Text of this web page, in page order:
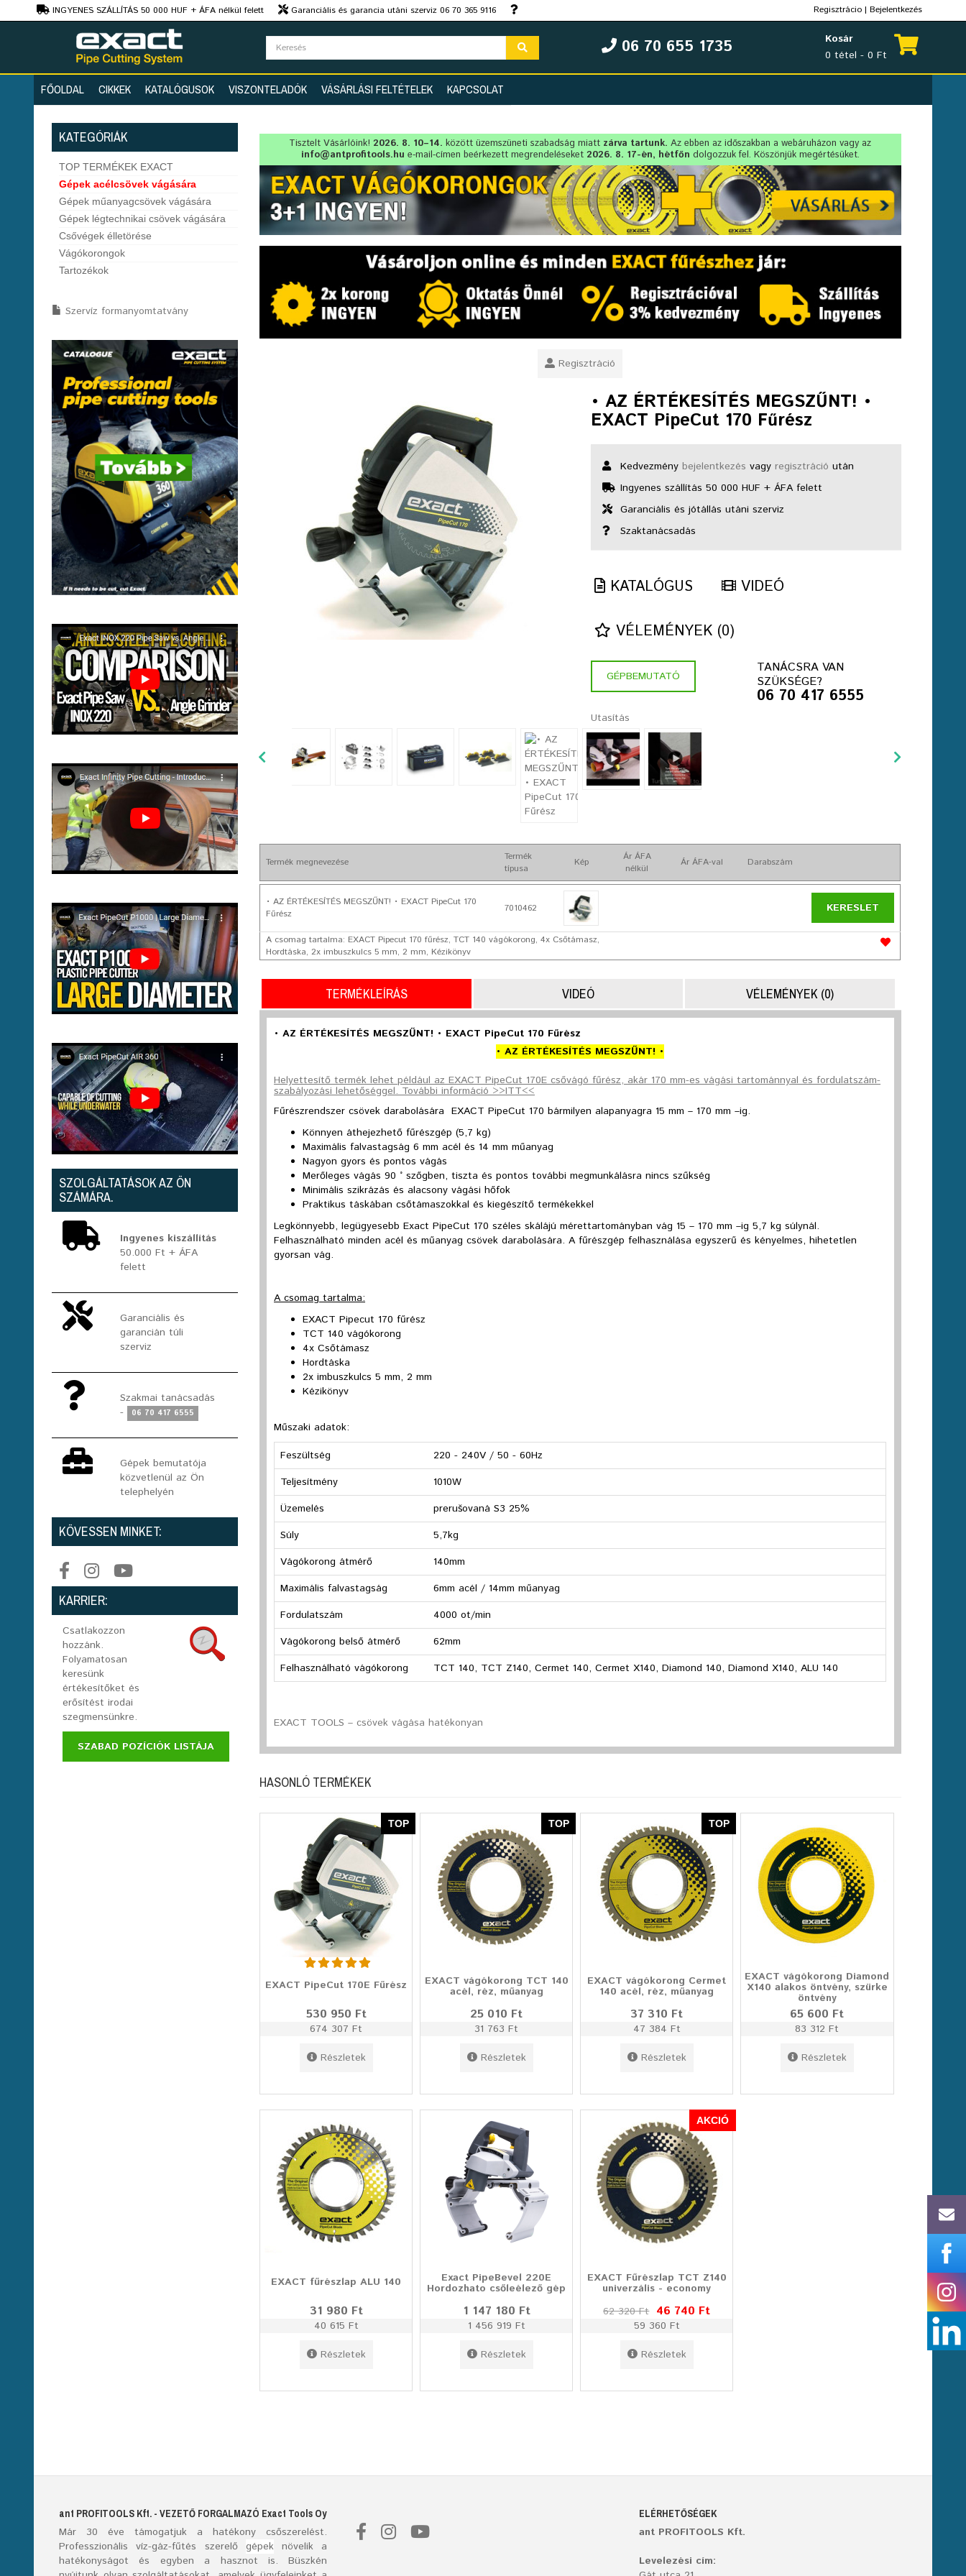
INGYENES SZÁLLÍTÁS 50 000 HUF + ÁFA nélkül felett
Garanciális és garancia utáni szerviz 06 70 365 9116
Szaktanácsadás
Regisztrácio | Bejelentkezés
06 70 655 1735
Kosár
0 tétel - 0 Ft
FŐOLDAL CIKKEK KATALÓGUSOK VISZONTELADÓK VÁSÁRLÁSI FELTÉTELEK KAPCSOLAT
KATEGÓRIÁK
TOP TERMÉKEK EXACT
Gépek acélcsövek vágására
Gépek műanyagcsövek vágására
Gépek légtechnikai csövek vágására
Csővégek élletörése
Vágókorongok
Tartozékok
Szervíz formanyomtatvány
SZOLGÁLTATÁSOK AZ ÖN
SZÁMÁRA.
Ingyenes kiszállítás
50.000 Ft + ÁFA
felett
Garanciális és
garancián túli
szerviz
Szakmai tanácsadás
-
06 70 417 6555
Gépek bemutatója
közvetlenül az Ön
telephelyén
KÖVESSEN MINKET:
KARRIER:
Csatlakozzon
hozzánk.
Folyamatosan
keresünk
értékesítőket és
erősítést irodai
szegmensünkre.
SZABAD POZÍCIÓK LISTÁJA
Tisztelt Vásárlóink!2026. 8. 10–14. között üzemszüneti szabadság miatt zárva tartunk. Az ebben az időszakban a webáruházon vagy az
info@antprofitools.hu e-mail-címen beérkezett megrendeléseket 2026. 8. 17-én, hétfőn dolgozzuk fel. Köszönjük megértésüket.
Regisztráció
• AZ ÉRTÉKESÍTÉS MEGSZŰNT! •
EXACT PipeCut 170 Fűrész
Kedvezménybejelentkezés vagyregisztráció után
Ingyenes szállítás 50 000 HUF + ÁFA felett
Garanciális és jótállás utáni szerviz
Szaktanácsadás
KATALÓGUS VIDEÓ
VÉLEMÉNYEK (0)
GÉPBEMUTATÓ
TANÁCSRA VAN
SZÜKSÉGE?
06 70 417 6555
Utasítás
Termék megnevezése
Termék
típusa
Kép
Ár ÁFA
nélkül
Ár ÁFA-val Darabszám
• AZ ÉRTÉKESÍTÉS MEGSZŰNT! • EXACT PipeCut 170
Fűrész
7010462 KERESLET
A csomag tartalma: EXACT Pipecut 170 fűrész, TCT 140 vágókorong, 4x Csőtámasz,
Hordtáska, 2x imbuszkulcs 5 mm, 2 mm, Kézikönyv
TERMÉKLEÍRÁS VIDEÓ VÉLEMÉNYEK (0)
• AZ ÉRTÉKESÍTÉS MEGSZŰNT! • EXACT PipeCut 170 Fűrész
• AZ ÉRTÉKESÍTÉS MEGSZŰNT! •
Helyettesítő termék lehet például az EXACT PipeCut 170E csővágó fűrész, akár 170 mm-es vágási tartománnyal és fordulatszám-
szabályozási lehetőséggel. További információ >>ITT<<
Fűrészrendszer csövek darabolására EXACT PipeCut 170 bármilyen alapanyagra 15 mm – 170 mm –ig.
Könnyen áthejezhető fűrészgép (5,7 kg)
Maximális falvastagság 6 mm acél és 14 mm műanyag
Nagyon gyors és pontos vágás
Merőleges vágás 90 ˚ szőgben, tiszta és pontos további megmunkálásra nincs szűkség
Minimális szikrázás és alacsony vágási hőfok
Praktikus táskában csőtámaszokkal és kiegészítő termékekkel
Legkönnyebb, legügyesebb Exact PipeCut 170 széles skálájú mérettartományban vág 15 – 170 mm –ig 5,7 kg súlynál.
Felhasználható minden acél és műanyag csövek darabolására. A fűrészgép felhasználása egyszerű és kényelmes, hihetetlen
gyorsan vág.
A csomag tartalma:
EXACT Pipecut 170 fűrész
TCT 140 vágókorong
4x Csőtámasz
Hordtáska
2x imbuszkulcs 5 mm, 2 mm
Kézikönyv
Műszaki adatok:
Feszültség
220 - 240V / 50 - 60Hz
Teljesítmény
1010W
Üzemelés
prerušovaná S3 25%
Súly
5,7kg
Vágókorong átmérő
140mm
Maximális falvastagság
6mm acél / 14mm műanyag
Fordulatszám
4000 ot/min
Vágókorong belső átmérő
62mm
Felhasználható vágókorong
TCT 140, TCT Z140, Cermet 140, Cermet X140, Diamond 140, Diamond X140, ALU 140
EXACT TOOLS – csövek vágása hatékonyan
HASONLÓ TERMÉKEK
TOP
EXACT PipeCut 170E Fűrész
530 950 Ft
674 307 Ft
Részletek
TOP
EXACT vágókorong TCT 140
acél, réz, műanyag
25 010 Ft
31 763 Ft
Részletek
TOP
EXACT vágókorong Cermet
140 acél, réz, műanyag
37 310 Ft
47 384 Ft
Részletek
EXACT vágókorong Diamond
X140 alakos öntvény, szürke
öntvény
65 600 Ft
83 312 Ft
Részletek
EXACT fűrészlap ALU 140
31 980 Ft
40 615 Ft
Részletek
Exact PipeBevel 220E
Hordozhato csőleélező gép
1 147 180 Ft
1 456 919 Ft
Részletek
AKCIÓ
EXACT Fűrészlap TCT Z140
univerzális - economy
62 320 Ft 46 740 Ft
59 360 Ft
Részletek
ant PROFITOOLS Kft. - VEZETŐ FORGALMAZÓ Exact Tools Oy
Már 30éve támogatjuk a hatékony csőszerelést.
Professzionális víz-gáz-fűtés szerelő gépeknövelik a
hatékonyságot és egyben a hasznot is. Büszkén
ELÉRHETŐSÉGEK
ant PROFITOOLS Kft.
Levelezési cím: